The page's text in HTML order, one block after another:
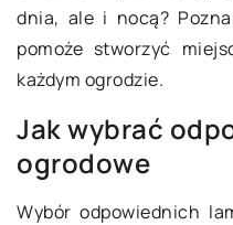
dnia, ale i nocą?
pomoże stworzyć
każdym ogrodzie.
Jak wybrać
ogrodowe
Wybór odpowiednich